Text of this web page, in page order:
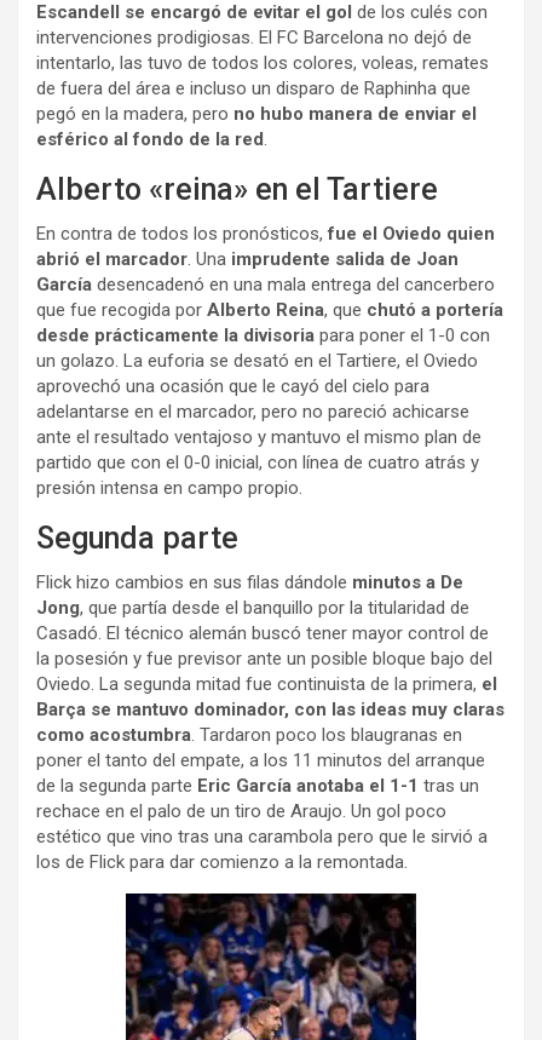
Escandell se encargó de evitar el gol de los culés con
intervenciones prodigiosas. El FC Barcelona no dejó de
intentarlo, las tuvo de todos los colores, voleas, remates
de fuera del área e incluso un disparo de Raphinha que
pegó en la madera, pero no hubo manera de enviar el
esférico al fondo de la red.
Alberto «reina» en el Tartiere
En contra de todos los pronósticos,fue el Oviedo quien
abrió el marcador. Una imprudente salida de Joan
García desencadenó en una mala entrega del cancerbero
que fue recogida por Alberto Reina, que chutó a portería
desde prácticamente la divisoria para poner el 1-0 con
un golazo. La euforia se desató en el Tartiere, el Oviedo
aprovechó una ocasión que le cayó del cielo para
adelantarse en el marcador, pero no pareció achicarse
ante el resultado ventajoso y mantuvo el mismo plan de
partido que con el 0-0 inicial, con línea de cuatro atrás y
presión intensa en campo propio.
Segunda parte
Flick hizo cambios en sus filas dándole minutos a De
Jong, que partía desde el banquillo por la titularidad de
Casadó. El técnico alemán buscó tener mayor control de
la posesión y fue previsor ante un posible bloque bajo del
Oviedo. La segunda mitad fue continuista de la primera, el
Barça se mantuvo dominador, con las ideas muy claras
como acostumbra. Tardaron poco los blaugranas en
poner el tanto del empate, a los 11 minutos del arranque
de la segunda parte Eric García anotaba el 1-1 tras un
rechace en el palo de un tiro de Araujo. Un gol poco
estético que vino tras una carambola pero que le sirvió a
los de Flick para dar comienzo a la remontada.